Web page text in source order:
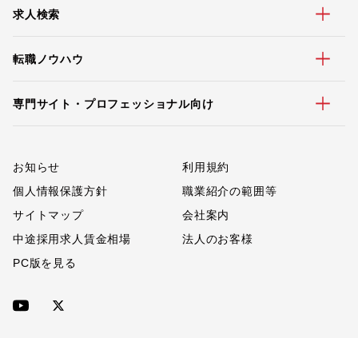
求人検索
転職ノウハウ
専門サイト・プロフェッショナル向け
お知らせ
利用規約
個人情報保護方針
職業紹介の範囲等
サイトマップ
会社案内
中途採用求人賃金相場
法人のお客様
PC版を見る